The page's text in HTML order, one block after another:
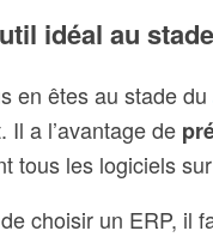
idéal au
en êtes au stade du
Il a l’avantage de
tous les logiciels
choisir un ERP, il